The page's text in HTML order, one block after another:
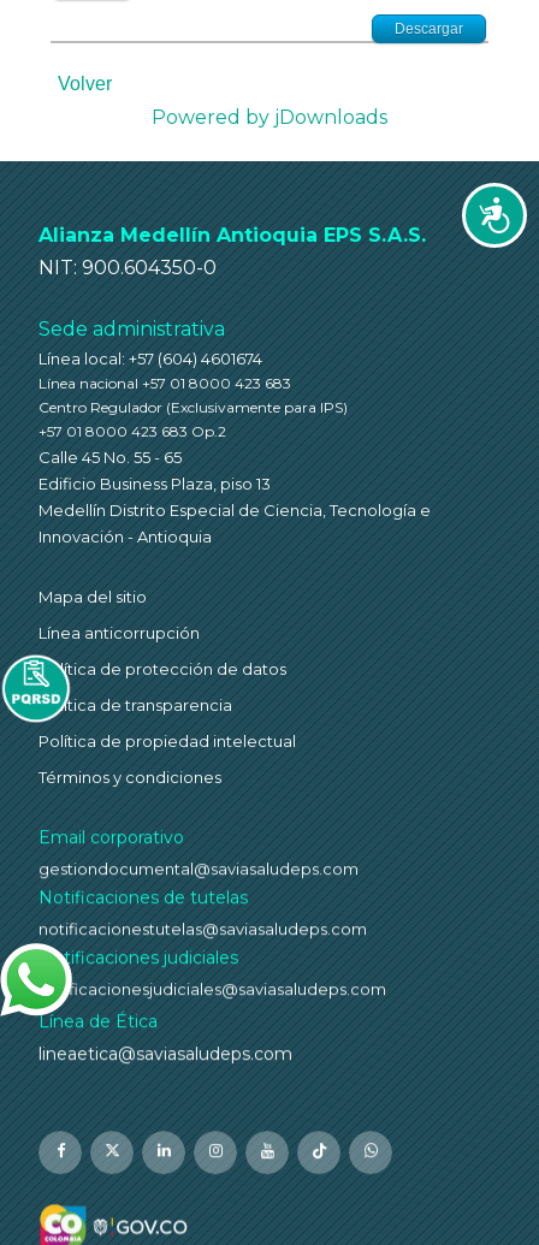
Descargar
Volver
Powered by jDownloads
Alianza Medellín Antioquia EPS S.A.S.
NIT: 900.604350-0
Sede administrativa
Línea local: +57 (604) 4601674
Línea nacional +57 01 8000 423 683
Centro Regulador (Exclusivamente para IPS)
+57 01 8000 423 683 Op.2
Calle 45 No. 55 - 65
Edificio Business Plaza, piso 13
Medellín Distrito Especial de Ciencia, Tecnología e
Innovación - Antioquia
Mapa del sitio
Línea anticorrupción
Política de protección de datos
Política de transparencia
Política de propiedad intelectual
Términos y condiciones
Email corporativo
gestiondocumental@saviasaludeps.com
Notificaciones de tutelas
notificacionestutelas@saviasaludeps.com
Notificaciones judiciales
notificacionesjudiciales@saviasaludeps.com
Línea de Ética
lineaetica@saviasaludeps.com